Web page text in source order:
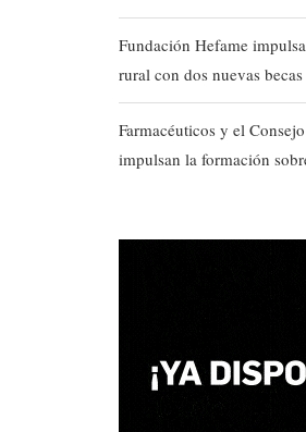
Fundación Hefame
rural con dos nuevas becas
Farmacéuticos y el
impulsan la formación